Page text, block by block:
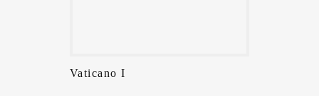
Vaticano I